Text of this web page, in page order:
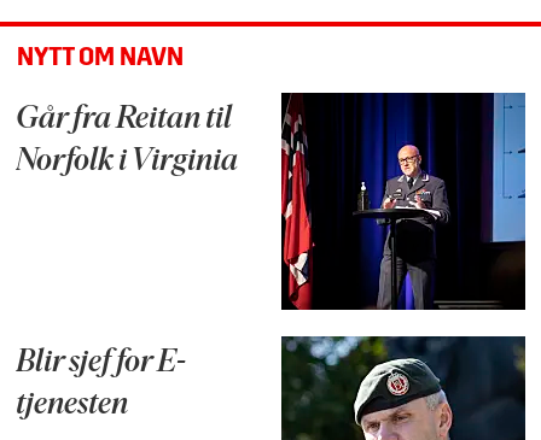
NYTT OM NAVN
Går fra Reitan til
Norfolk i Virginia
Blir sjef for E-
tjenesten